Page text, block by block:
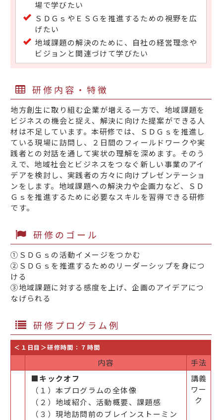
場で学びたい
ＳＤＧｓやＥＳＧを推進するための視野を広
げたい
地域課題の解決のために、自社の経営理念や
ビジョンと関連づけて学びたい
研修内容・特徴
地方創生に取り組む企業が増える一方で、地域課題を
ビジネスの機会と捉え、解決に向けた提案ができる人
材は不足しています。本研修では、ＳＤＧｓを推進し
ている現場に訪問し、２日間のフィールドワークや実
践者との対話を通して実状の理解を深めます。そのう
えで、地域社会とビジネスをつなぐ新しい事業のアイ
デアを検討し、実践者の方々に向けプレゼンテーショ
ンをします。地域課題への解決力や企画力など、ＳＤ
Ｇｓを推進するために必要なスキルを習得できる研修
です。
研修のゴール
①ＳＤＧｓの活動イメージをつかむ
②ＳＤＧｓを推進するためのリーダーシップを身につ
ける
③地域課題に対する感度を上げ、企画のアイデアにつ
なげられる
研修プログラム例
＜１日目＞研修時間：７時間
内容 手法
■キックオフ​
（１）本プログラムの全体像
（２）地域紹介、活動概要、​課題感​
（３）現地訪問前のブレインストーミン
講義
ワー
ク